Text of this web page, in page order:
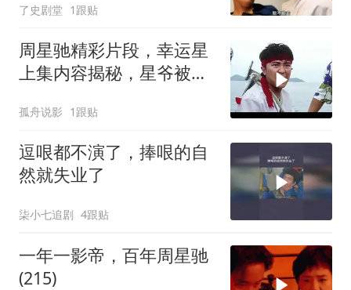
了史剧堂 1跟贴
周星驰精彩片段，幸运星
上集内容揭秘，星爷被黑
孤舟说影 1跟贴
逗哏都不演了，捧哏的自
然就失业了
柒小七追剧 4跟贴
一年一影帝，百年周星驰
(215)